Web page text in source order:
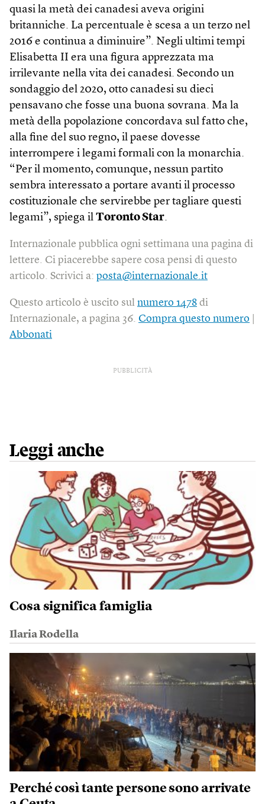
quasi la metà dei canadesi aveva origini
britanniche. La percentuale è scesa a un terzo nel
2016 e continua a diminuire”. Negli ultimi tempi
Elisabetta II era una figura apprezzata ma
irrilevante nella vita dei canadesi. Secondo un
sondaggio del 2020, otto canadesi su dieci
pensavano che fosse una buona sovrana. Ma la
metà della popolazione concordava sul fatto che,
alla fine del suo regno, il paese dovesse
interrompere i legami formali con la monarchia.
“Per il momento, comunque, nessun partito
sembra interessato a portare avanti il processo
costituzionale che servirebbe per tagliare questi
legami”, spiega il Toronto Star.
Internazionale pubblica ogni settimana una pagina di
lettere. Ci piacerebbe sapere cosa pensi di questo
articolo. Scrivici a: posta@internazionale.it
Questo articolo è uscito sul numero 1478 di
Internazionale, a pagina 36. Compra questo numero
Abbonati
PUBBLICITÀ
Leggi anche
Cosa significa famiglia
Ilaria Rodella
Perché così tante persone sono arrivate